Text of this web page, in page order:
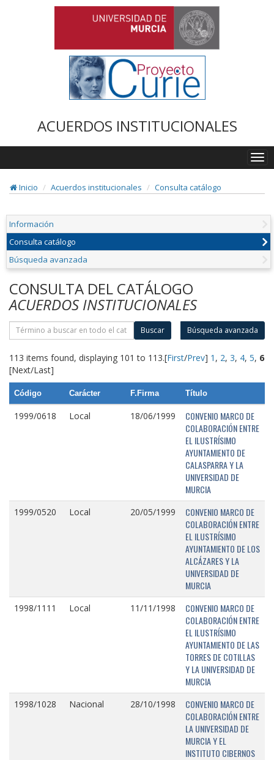
ACUERDOS INSTITUCIONALES
Inicio
Acuerdos institucionales Consulta catálogo
Información
Consulta catálogo
Búsqueda avanzada
CONSULTA DEL CATÁLOGO
ACUERDOS INSTITUCIONALES
Buscar Búsqueda avanzada
113 items found, displaying 101 to 113.[First/Prev] 1 , 2, 3, 4, 5, 6
[Next/Last]
Código Carácter F.Firma Título
1999/0618 Local 18/06/1999
CONVENIO MARCO DE
COLABORACIÓN ENTRE
EL ILUSTRÍSIMO
AYUNTAMIENTO DE
CALASPARRA Y LA
UNIVERSIDAD DE
MURCIA
1999/0520 Local 20/05/1999
CONVENIO MARCO DE
COLABORACIÓN ENTRE
EL ILUSTRÍSIMO
AYUNTAMIENTO DE LOS
ALCÁZARES Y LA
UNIVERSIDAD DE
MURCIA
1998/1111 Local 11/11/1998
CONVENIO MARCO DE
COLABORACIÓN ENTRE
EL ILUSTRÍSIMO
AYUNTAMIENTO DE LAS
TORRES DE COTILLAS
Y LA UNIVERSIDAD DE
MURCIA
1998/1028 Nacional 28/10/1998
CONVENIO MARCO DE
COLABORACIÓN ENTRE
LA UNIVERSIDAD DE
MURCIA Y EL
INSTITUTO CIBERNOS